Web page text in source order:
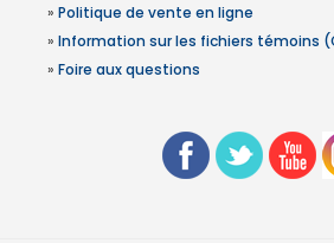
» Politique de vente en ligne
» Information sur les fichiers témoins
» Foire aux questions